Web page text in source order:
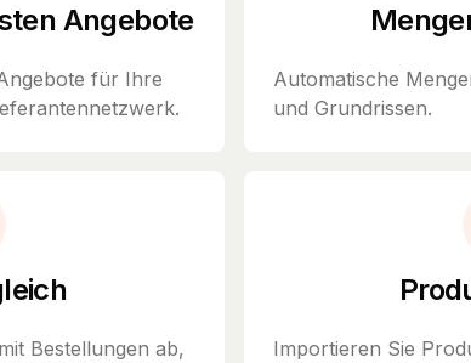
Angebote
für Ihre
Automatische
und Grundrissen.
Bestellungen ab,
Importieren Sie